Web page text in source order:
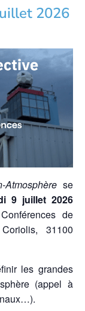
2026
Atmosphèrese
9 juillet 2026
de
31100
les grandes
(appel à